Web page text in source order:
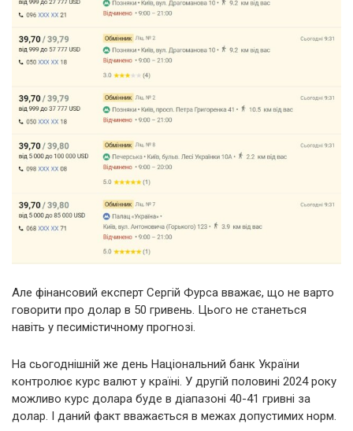
Але фінансовий експерт Сергій Фурса вважає, що не варто
говорити про долар в 50 гривень. Цього не станеться
навіть у песимістичному прогнозі.
На сьогоднішній же день Національний банк України
контролює курс валют у країні. У другій половині 2024 року
можливо курс долара буде в діапазоні 40-41 гривні за
долар. І даний факт вважається в межах допустимих норм.